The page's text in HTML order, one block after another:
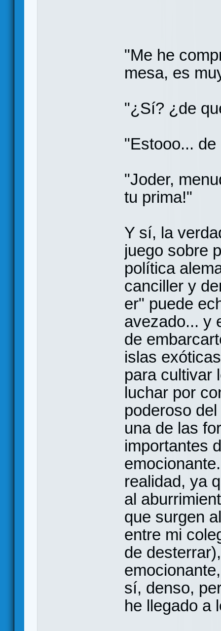
"Me he
mesa, es
"¿Sí? ¿de
"Estooo...
"Joder,
tu prima!"
Y sí, la
juego sobre
política
canciller y
er" puede
avezado... y
de
islas
para cultivar
luchar por
poderoso
una de las
importantes
realidad, ya
al
que surgen
entre mi
de
sí, denso,
he llegado a